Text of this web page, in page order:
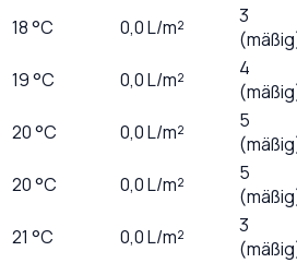
18°C 0,0L/m²
3
19°C 0,0L/m²
4
20°C 0,0L/m²
5
20°C 0,0L/m²
5
21 °C 0,0L/m²
3